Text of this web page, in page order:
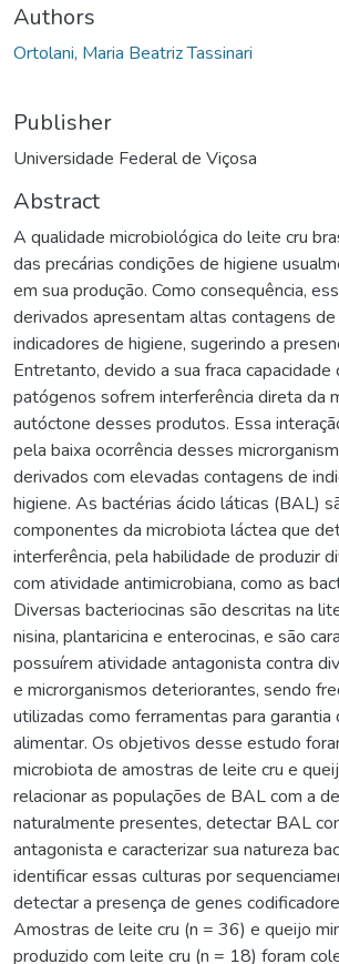
Authors
Ortolani, Maria Beatriz Tassinari
Publisher
Universidade Federal de Viçosa
Abstract
A qualidade microbiológica do leite cru
das precárias condições de higiene
em sua produção. Como consequência,
derivados apresentam altas contagens
indicadores de higiene, sugerindo a
Entretanto, devido a sua fraca
patógenos sofrem interferência direta da
autóctone desses produtos. Essa
pela baixa ocorrência desses
derivados com elevadas contagens de
higiene. As bactérias ácido láticas (BAL)
componentes da microbiota láctea que
interferência, pela habilidade de produzir
com atividade antimicrobiana, como as
Diversas bacteriocinas são descritas na
nisina, plantaricina e enterocinas, e são
possuírem atividade antagonista contra
e microrganismos deteriorantes, sendo
utilizadas como ferramentas para garantia
alimentar. Os objetivos desse estudo
microbiota de amostras de leite cru e
relacionar as populações de BAL com a
naturalmente presentes, detectar BAL
antagonista e caracterizar sua natureza
identificar essas culturas por
detectar a presença de genes
Amostras de leite cru (n = 36) e queijo
produzido com leite cru (n = 18) foram